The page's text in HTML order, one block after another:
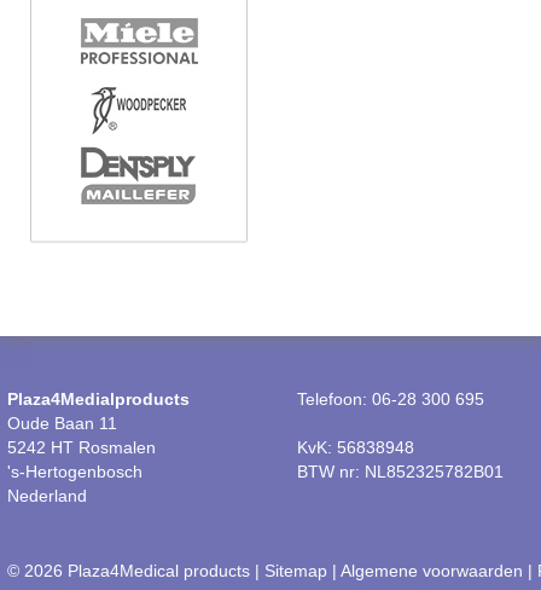
Plaza4Medialproducts
Oude Baan 11
5242 HT Rosmalen
's-Hertogenbosch
Nederland
Telefoon: 06-28 300 695
KvK: 56838948
BTW nr: NL852325782B01
© 2026 Plaza4Medical products | Sitemap | Algemene voorwaarden |